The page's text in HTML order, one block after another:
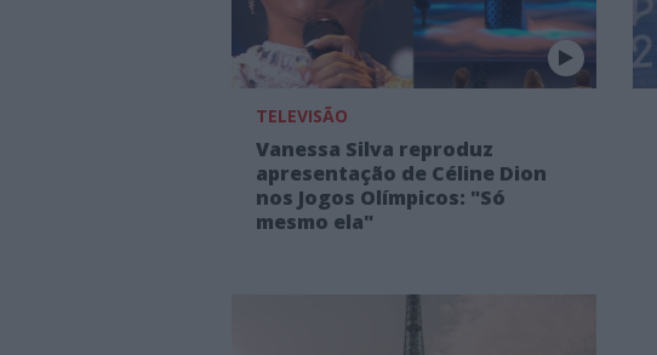
TELEVISÃO
Vanessa Silva reproduz
apresentação de Céline Dion
nos Jogos Olímpicos: "Só
mesmo ela"